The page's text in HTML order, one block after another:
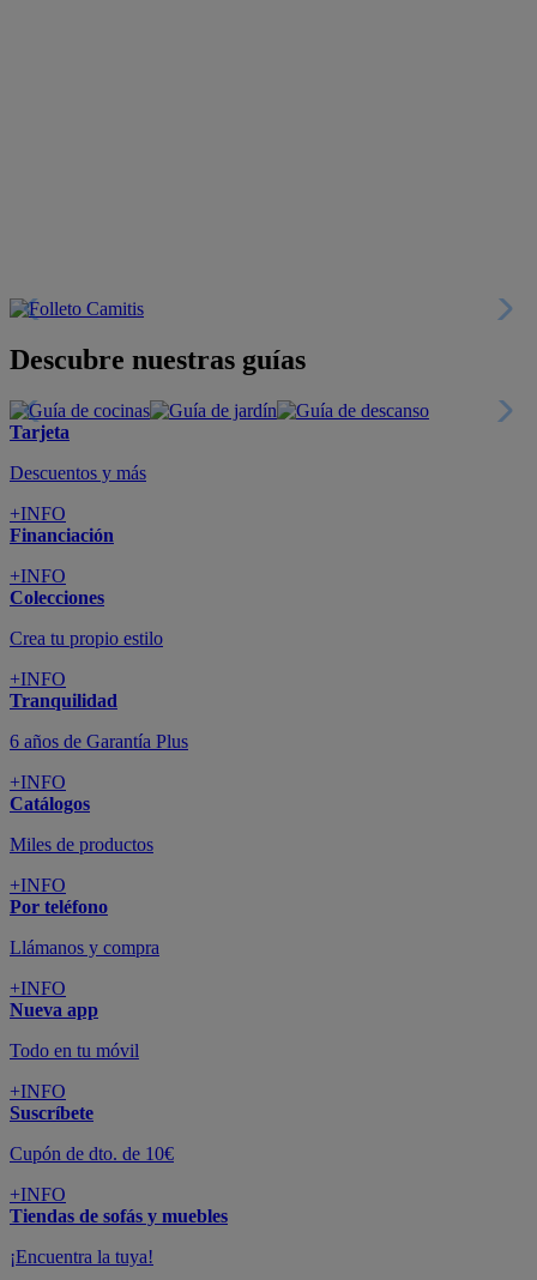
Descubre nuestras guías
Tarjeta
Descuentos y más
+INFO
Financiación
+INFO
Colecciones
Crea tu propio estilo
+INFO
Tranquilidad
6 años de Garantía Plus
+INFO
Catálogos
Miles de productos
+INFO
Por teléfono
Llámanos y compra
+INFO
Nueva app
Todo en tu móvil
+INFO
Suscríbete
Cupón de dto. de 10€
+INFO
Tiendas de sofás y muebles
¡Encuentra la tuya!